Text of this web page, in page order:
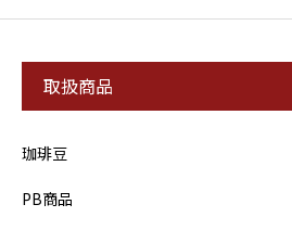
取扱商品
珈琲豆
PB商品